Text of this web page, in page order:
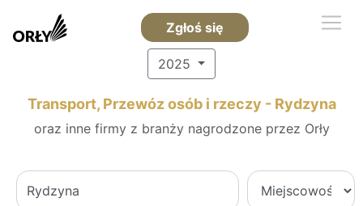
Zgłoś się
2025
Transport, Przewóz osób i rzeczy - Rydzyna
oraz inne firmy z branży nagrodzone przez Orły